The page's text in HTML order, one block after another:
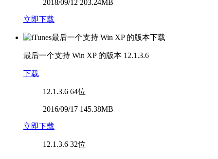
2018/09/12 203.24MB
立即下载
最后一个支持 Win XP 的版本 12.1.3.6
下载
12.1.3.6 64位
2016/09/17 145.38MB
立即下载
12.1.3.6 32位